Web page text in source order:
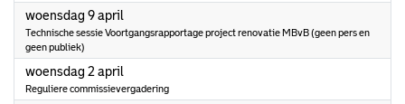
woensdag 9 april
Technische sessie Voortgangsrapportage project renovatie MBvB (geen pers en
geen publiek)
woensdag 2 april
Reguliere commissievergadering